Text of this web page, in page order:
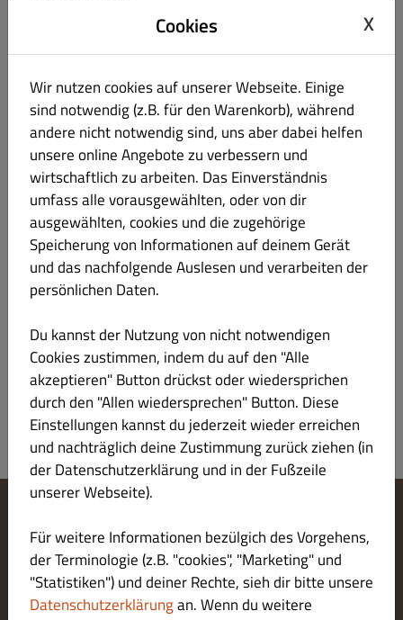
a. Glutenhaltig
b. Mit Krebstiere und Krebstiererzeugnisse
c. Eier und Eierzeugnisse
d. Fisch undFischerzeugnisse
e. Erdnüsse undErdnusserzeugnjsse
g. Milch und Milchprodukte
h. Schalenfrüchte
n. Weichtiere und daraus gemachte Erzeugnisse
Hinweis
Cookie-Einstellungen ändern
Kontaktiere uns
Datenschutzerklärung
Allgemeine Geschäftsbedingungen
Impressum
Cookies X
Wir nutzen cookies auf unserer Webseite. Einige
sind notwendig (z.B. für den Warenkorb), während
andere nicht notwendig sind, uns aber dabei helfen
unsere online Angebote zu verbessern und
wirtschaftlich zu arbeiten. Das Einverständnis
umfass alle vorausgewählten, oder von dir
ausgewählten, cookies und die zugehörige
Speicherung von Informationen auf deinem Gerät
und das nachfolgende Auslesen und verarbeiten der
persönlichen Daten.
Du kannst der Nutzung von nicht notwendigen
Cookies zustimmen, indem du auf den "Alle
akzeptieren" Button drückst oder wiedersprichen
durch den "Allen wiedersprechen" Button. Diese
Einstellungen kannst du jederzeit wieder erreichen
und nachträglich deine Zustimmung zurück ziehen (in
der Datenschutzerklärung und in der Fußzeile
unserer Webseite).
Für weitere Informationen bezülgich des Vorgehens,
der Terminologie (z.B. "cookies", "Marketing" und
"Statistiken") und deiner Rechte, sieh dir bitte unsere
Datenschutzerklärungan. Wenn du weitere